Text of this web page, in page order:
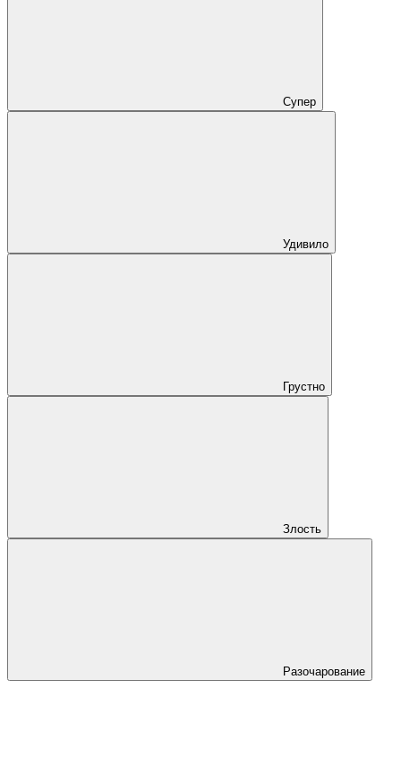
Супер
Удивило
Грустно
Злость
Разочарование